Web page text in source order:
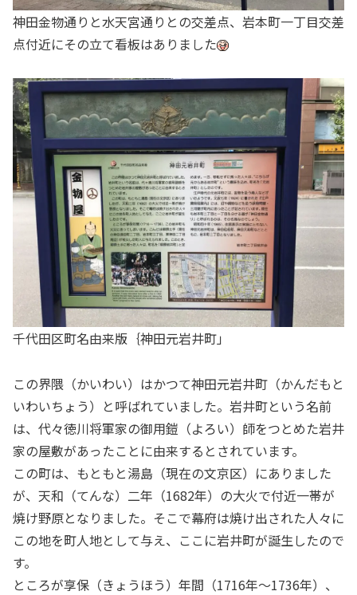
神田金物通りと水天宮通りとの交差点、岩本町一丁目交差
点付近にその立て看板はありました
千代田区町名由来版｛神田元岩井町」
この界隈（かいわい）はかつて神田元岩井町（かんだもと
いわいちょう）と呼ばれていました。岩井町という名前
は、代々徳川将軍家の御用鎧（よろい）師をつとめた岩井
家の屋敷があったことに由来するとされています。
この町は、もともと湯島（現在の文京区）にありました
が、天和（てんな）二年（1682年）の大火で付近一帯が
焼け野原となりました。そこで幕府は焼け出された人々に
この地を町人地として与え、ここに岩井町が誕生したので
す。
ところが享保（きょうほう）年間（1716年～1736年）、